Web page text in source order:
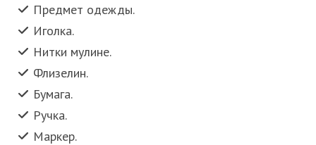
Предмет одежды.
Иголка.
Нитки мулине.
Флизелин.
Бумага.
Ручка.
Маркер.